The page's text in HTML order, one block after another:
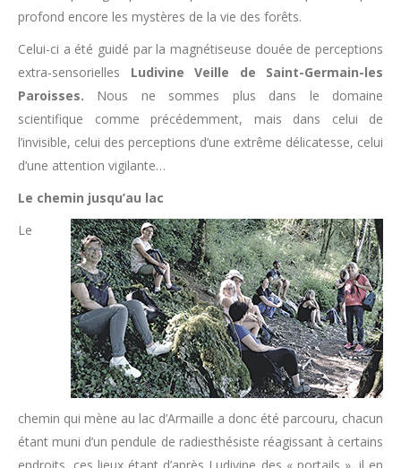
profond encore les mystères de la vie des forêts.
Celui-ci a été guidé par la magnétiseuse douée de perceptions
extra-sensorielles Ludivine Veille de Saint-Germain-les
Paroisses. Nous ne sommes plus dans le domaine
scientifique comme précédemment, mais dans celui de
l’invisible, celui des perceptions d’une extrême délicatesse, celui
d’une attention vigilante…
Le chemin jusqu’au lac
Le
chemin qui mène au lac d’Armaille a donc été parcouru, chacun
étant muni d’un pendule de radiesthésiste réagissant à certains